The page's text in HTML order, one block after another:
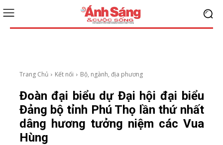
Trang Chủ Kết nối Bộ, ngành, địa phương
Đoàn đại biểu dự Đại hội đại biểu
Đảng bộ tỉnh Phú Thọ lần thứ nhất
dâng hương tưởng niệm các Vua
Hùng